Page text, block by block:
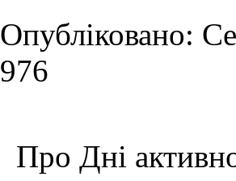
Опубліковано:
976
Про Дні